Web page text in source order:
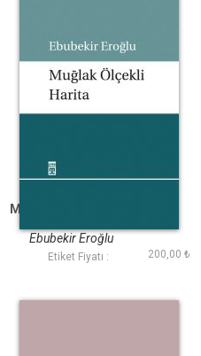
Muğlak Ölçekli Harita
Ebubekir Eroğlu
Etiket Fiyatı : 200,00 ₺